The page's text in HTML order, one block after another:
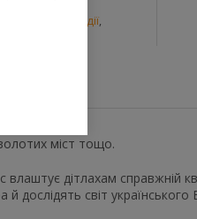
Енциклопедії,
міст тощо.
влаштує дітлахам справжній
й дослідять світ